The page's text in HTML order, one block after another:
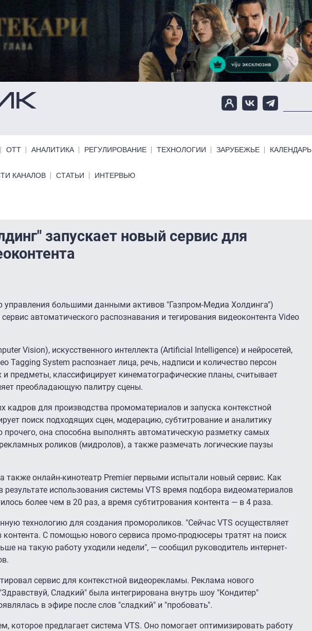
ОТТ АНАЛИТИКА РЕГУЛИРОВАНИЕ ТЕХНОЛОГИИ ЗАРУБЕЖЬЕ КАЛЕНДАРЬ
КАНАЛОВ СТАТЬИ ИНТЕРВЬЮ
запускает новый сервис для
большими данными активов "Газпром-Медиа Холдинга")
автоматического распознавания и тегирования видеоконтента Video
Vision), искусственного интеллекта (Artificial Intelligence) и нейросетей,
Tagging System распознает лица, речь, надписи и количество персон
предметы, классифицирует кинематографические планы, считывает
преобладающую палитру сцены.
для производства промоматериалов и запуска контекстной
поиск подходящих сцен, модерацию, субтитрование и аналитику
она способна выполнять автоматическую разметку самых
роликов (мидролов), а также размечать логические паузы
также онлайн-кинотеатр Premier первыми испытали новый сервис. Как
результате использования системы VTS время подбора видеоматериалов
более чем в 20 раз, а время субтитрования контента — в 4 раза.
технологию для создания промороликов. "Сейчас VTS осуществляет
контента. С помощью нового сервиса промо-продюсеры тратят на поиск
на такую работу уходили недели", — сообщил руководитель интернет-
сервис для контекстной видеорекламы. Реклама нового
Сладкий" была интегрирована внутрь шоу "Кондитер"
в эфире после слов "сладкий" и "пробовать".
которое предлагает система VTS. Оно помогает оптимизировать работу